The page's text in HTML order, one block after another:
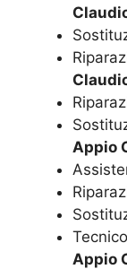
Appio
Appio